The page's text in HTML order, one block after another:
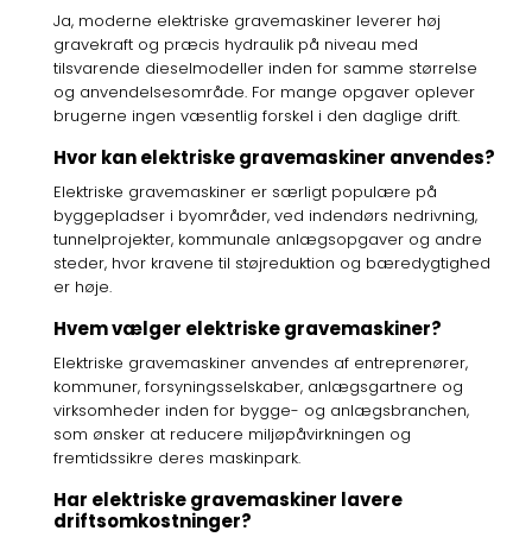
Ja, moderne elektriske gravemaskiner leverer høj
gravekraft og præcis hydraulik på niveau med
tilsvarende dieselmodeller inden for samme størrelse
og anvendelsesområde. For mange opgaver oplever
brugerne ingen væsentlig forskel i den daglige drift.
Hvor kan elektriske gravemaskiner anvendes?
Elektriske gravemaskiner er særligt populære på
byggepladser i byområder, ved indendørs nedrivning,
tunnelprojekter, kommunale anlægsopgaver og andre
steder, hvor kravene til støjreduktion og bæredygtighed
er høje.
Hvem vælger elektriske gravemaskiner?
Elektriske gravemaskiner anvendes af entreprenører,
kommuner, forsyningsselskaber, anlægsgartnere og
virksomheder inden for bygge- og anlægsbranchen,
som ønsker at reducere miljøpåvirkningen og
fremtidssikre deres maskinpark.
Har elektriske gravemaskiner lavere
driftsomkostninger?